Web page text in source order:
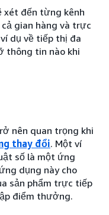
xét đến từng kênh
gian hàng và trực
dụ về tiếp thị đa
thông tin nào khi
nên quan trọng khi
thay đổi. Một ví
số là một ứng
dụng này cho
sản phẩm trực tiếp
điểm thưởng.